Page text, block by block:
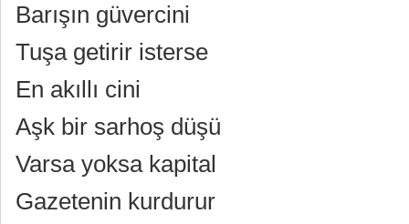
Barışın güvercini
Tuşa getirir isterse
En akıllı cini
Aşk bir sarhoş düşü
Varsa yoksa kapital
Gazetenin kurdurur